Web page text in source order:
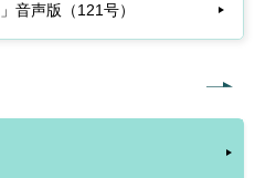
音声版（121号）